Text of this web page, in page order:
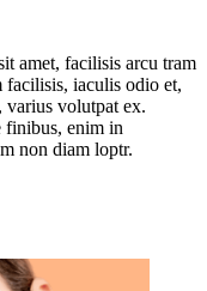
amet, facilisis arcu tram
facilisis, iaculis odio et,
volutpat ex.
finibus, enim in
non diam loptr.